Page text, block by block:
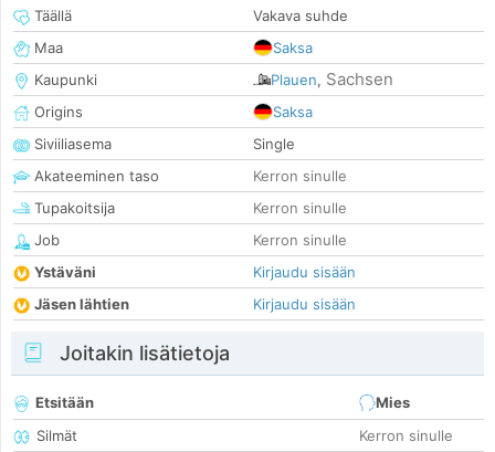
Täällä
Vakava suhde
Maa
Saksa
Kaupunki
Plauen, Sachsen
Origins
Saksa
Siviiliasema
Single
Akateeminen taso
Kerron sinulle
Tupakoitsija
Kerron sinulle
Job
Kerron sinulle
Ystäväni
Kirjaudu sisään
Jäsen lähtien
Kirjaudu sisään
Joitakin lisätietoja
Etsitään
Mies
Silmät
Kerron sinulle